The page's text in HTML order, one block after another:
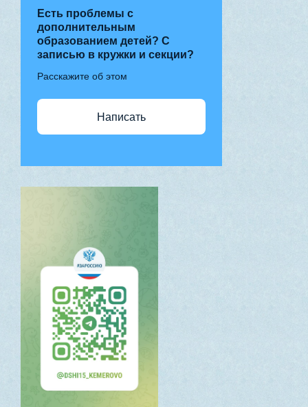
Есть проблемы с
дополнительным
образованием детей? С
записью в кружки и секции?
Расскажите об этом
Написать